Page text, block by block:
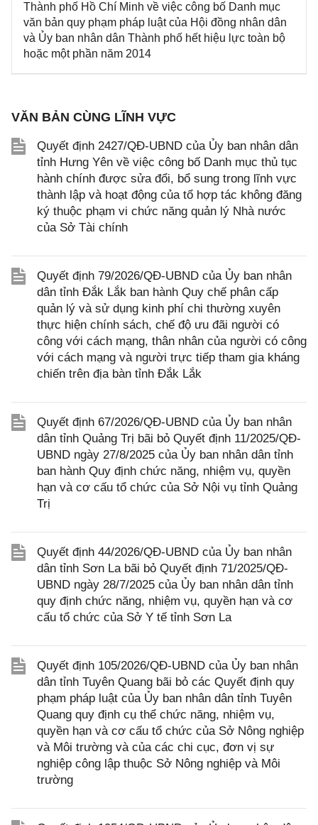
Thành phố Hồ Chí Minh về việc công bố Danh mục
văn bản quy phạm pháp luật của Hội đồng nhân dân
và Ủy ban nhân dân Thành phố hết hiệu lực toàn bộ
hoặc một phần năm 2014
VĂN BẢN CÙNG LĨNH VỰC
Quyết định 2427/QĐ-UBND của Ủy ban nhân dân
tỉnh Hưng Yên về việc công bố Danh mục thủ tục
hành chính được sửa đổi, bổ sung trong lĩnh vực
thành lập và hoạt động của tổ hợp tác không đăng
ký thuộc phạm vi chức năng quản lý Nhà nước
của Sở Tài chính
Quyết định 79/2026/QĐ-UBND của Ủy ban nhân
dân tỉnh Đắk Lắk ban hành Quy chế phân cấp
quản lý và sử dụng kinh phí chi thường xuyên
thực hiện chính sách, chế độ ưu đãi người có
công với cách mạng, thân nhân của người có công
với cách mạng và người trực tiếp tham gia kháng
chiến trên địa bàn tỉnh Đắk Lắk
Quyết định 67/2026/QĐ-UBND của Ủy ban nhân
dân tỉnh Quảng Trị bãi bỏ Quyết định 11/2025/QĐ-
UBND ngày 27/8/2025 của Ủy ban nhân dân tỉnh
ban hành Quy định chức năng, nhiệm vụ, quyền
hạn và cơ cấu tổ chức của Sở Nội vụ tỉnh Quảng
Trị
Quyết định 44/2026/QĐ-UBND của Ủy ban nhân
dân tỉnh Sơn La bãi bỏ Quyết định 71/2025/QĐ-
UBND ngày 28/7/2025 của Ủy ban nhân dân tỉnh
quy định chức năng, nhiệm vụ, quyền hạn và cơ
cấu tổ chức của Sở Y tế tỉnh Sơn La
Quyết định 105/2026/QĐ-UBND của Ủy ban nhân
dân tỉnh Tuyên Quang bãi bỏ các Quyết định quy
phạm pháp luật của Ủy ban nhân dân tỉnh Tuyên
Quang quy định cụ thể chức năng, nhiệm vụ,
quyền hạn và cơ cấu tổ chức của Sở Nông nghiệp
và Môi trường và của các chi cục, đơn vị sự
nghiệp công lập thuộc Sở Nông nghiệp và Môi
trường